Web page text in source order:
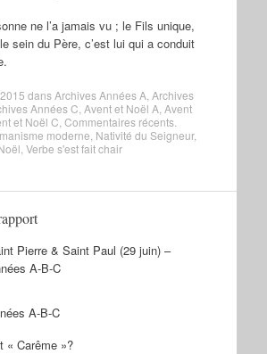
ne l’a jamais vu ; le Fils unique,
sein du Père, c’est lui qui a conduit
dansArchives Années A, Archives
Années C Avent et Noël A, Avent
et Noël C Commentaires récents.
moderne Nativité du Seigneur,
Verbe s'est fait chair
Pierre & Saint Paul (29 juin) –
A-B-C
A-B-C
« Carême »?